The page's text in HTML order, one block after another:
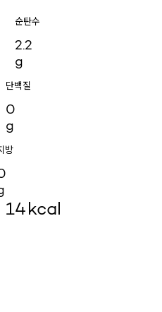
순탄수
2.2
g
단백질
0
g
방
14kcal